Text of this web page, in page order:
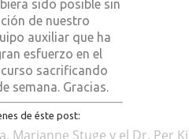
sido posible sin
de nuestro
auxiliar que ha
esfuerzo en el
sacrificando
semana. Gracias.
de éste post: